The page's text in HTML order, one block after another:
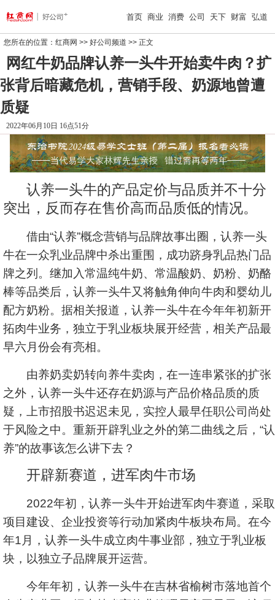
首页 商业 消费 公司 天下 财富 弘道
您所在的位置： 红商网 >> 好公司频道 >> 正文
网红牛奶品牌认养一头牛开始卖牛肉？扩
张背后暗藏危机，营销手段、奶源地曾遭
质疑
2022年06月10日 16点51分
认养一头牛的产品定价与品质并不十分
突出，反而存在售价高而品质低的情况。
借由“认养”概念营销与品牌故事出圈，认养一头
牛在一众乳业品牌中杀出重围，成功跻身乳品热门品
牌之列。继加入常温纯牛奶、常温酸奶、奶粉、奶酪
棒等品类后，认养一头牛又将触角伸向牛肉和婴幼儿
配方奶粉。据相关报道，认养一头牛在今年年初新开
拓肉牛业务，独立于乳业板块展开经营，相关产品最
早六月份会有亮相。
由养奶卖奶转向养牛卖肉，在一连串紧张的扩张
之外，认养一头牛还存在奶源与产品价格品质的质
疑，上市招股书迟迟未见，实控人最早任职公司尚处
于风险之中。重新开辟乳业之外的第二曲线之后，“认
养”的故事该怎么讲下去？
开辟新赛道，进军肉牛市场
2022年初，认养一头牛开始进军肉牛赛道，采取
项目建设、企业投资等行动加紧肉牛板块布局。在今
年1月，认养一头牛成立肉牛事业部，独立于乳业板
块，以独立子品牌展开运营。
今年年初，认养一头牛在吉林省榆树市落地首个